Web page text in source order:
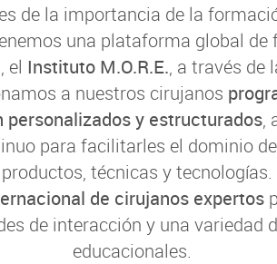
de la importancia de la
una plataforma global de
el Instituto M.O.R.E., a través de
a nuestros cirujanos
personalizados y estructurados,
para facilitarles el dominio
técnicas y tecnologías.
de cirujanos expertos
de interacción y una variedad
educacionales.